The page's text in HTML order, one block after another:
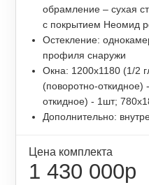
обрамление – сухая
с покрытием Неомид
Остекление:
профиля снаружи
Окна: 1200х1180 (1/2
(поворотно-
откидное) - 1шт;
Дополнительно:
Цена комплекта
1 430 000р